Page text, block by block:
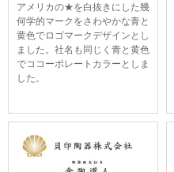
アメリカの★を白抜きにした幾
何学的マークをさわやかな青と
黄色でロゴマークデザインとし
ました。社名も同じく青と黄色
でココーポレートカラーとしま
した。